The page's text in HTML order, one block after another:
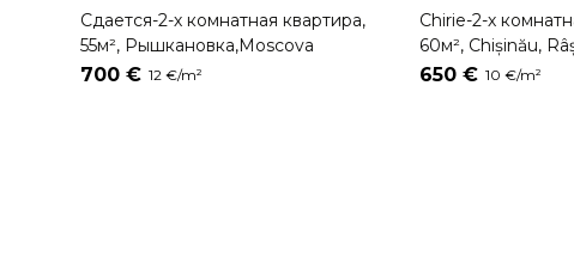
Сдается-2-х комнатная квартира,
55м², Рышкановка,Moscova
700 € 12 €/m²
Chirie-2-х
60м², Chișinău,
Costin
650 € 10 €/m²